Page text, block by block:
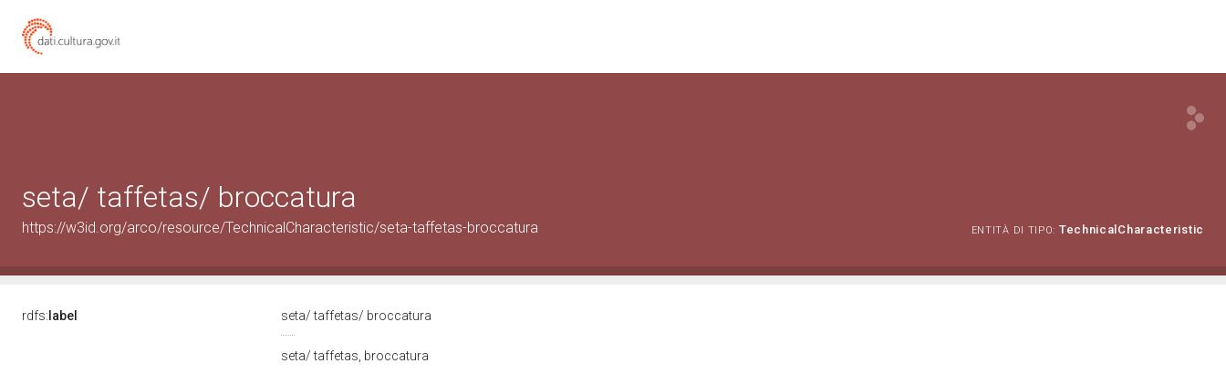
seta/ taffetas/ broccatura
https://w3id.org/arco/resource/TechnicalCharacteristic/seta-taffetas-broccatura ENTITÀ DI TIPO: TechnicalCharacteristic
rdfs: label seta/ taffetas/ broccatura
seta/ taffetas, broccatura